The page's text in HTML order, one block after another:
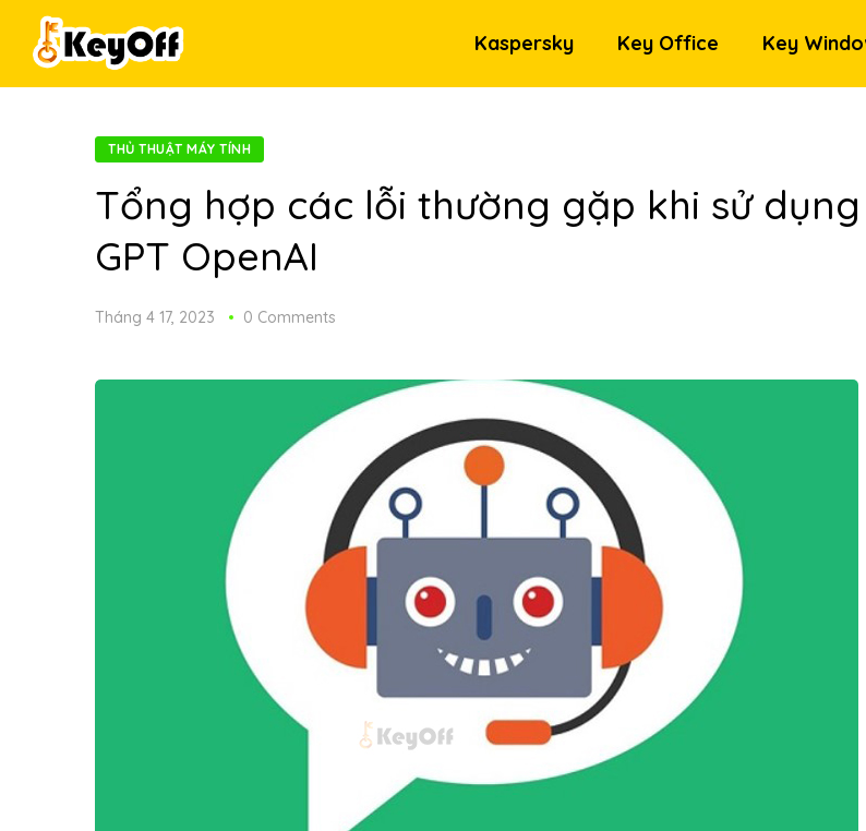
Kaspersky Key Office Key
THỦ THUẬT MÁY TÍNH
Tổng hợp các lỗi thường gặp khi sử
GPT OpenAI
Tháng 4 17, 2023 0 Comments